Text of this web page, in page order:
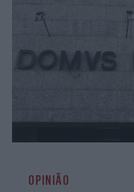
OPINIÃO